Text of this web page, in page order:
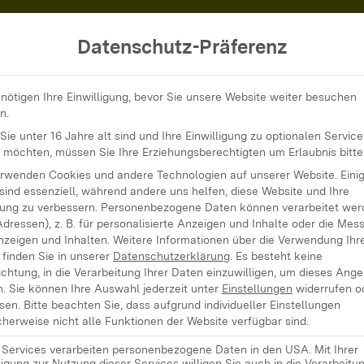
Jahr mit klicksafe – 12 Einheiten Medienpädagogik für die
Datenschutz-Präferenz
Ihre Einwilligung, bevor Sie unsere Website weiter besuchen
unter 16 Jahre alt sind und Ihre Einwilligung zu optionalen
möchten, müssen Sie Ihre Erziehungsberechtigten um Erlaubnis
Cookies und andere Technologien auf unserer Website.
essenziell, während andere uns helfen, diese Website und Ihre
zu verbessern. Personenbezogene Daten können verarbeitet
z. B. für personalisierte Anzeigen und Inhalte oder die
und Inhalten. Weitere Informationen über die Verwendung
finden Sie in unserer Datenschutzerklärung Es besteht keine
in die Verarbeitung Ihrer Daten einzuwilligen, um dieses
Sie können Ihre Auswahl jederzeit unter Einstellungen widerrufen
Bitte beachten Sie, dass aufgrund individueller Einstellungen
nicht alle Funktionen der Website verfügbar sind.
Services verarbeiten personenbezogene Daten in den USA. Mit Ihrer